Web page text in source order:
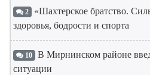
2 «Шахтерское братство.
здоровья, бодрости и спорта
10 В Мирнинском районе
ситуации